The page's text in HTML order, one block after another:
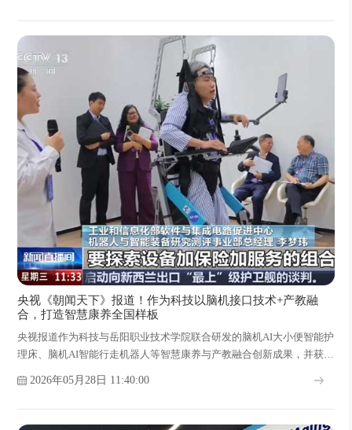
央视《朝闻天下》报道！作为科技以脑机接口技术+产教融
合，打造智慧康养全国样板
央视报道作为科技与岳阳职业技术学院联合研发的脑机AI大小便智能护
理床、脑机AI智能行走机器人等智慧康养与产教融合创新成果，并获得
注。
2026年05月28日 11:40:00